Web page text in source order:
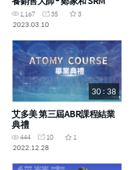
1,167 35
3
2023.03.10
30 : 38
艾多美 第三屆ABR課程結業
典禮
444 10
1
2022.12.28